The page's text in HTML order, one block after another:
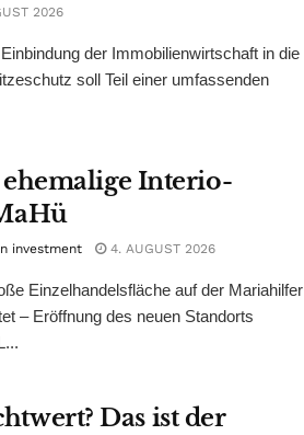
2026
der Immobilienwirtschaft in die
soll Teil einer umfassenden
ehemalige Interio-
investment 4. AUGUST 2026
Einzelhandelsfläche auf der Mariahilfer
– Eröffnung des neuen Standorts
Das ist der